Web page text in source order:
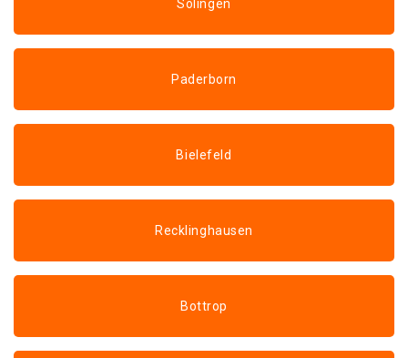
Solingen
Paderborn
Bielefeld
Recklinghausen
Bottrop